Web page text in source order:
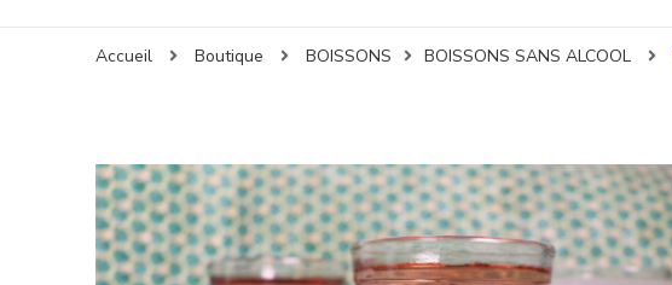
Accueil Boutique BOISSONS BOISSONS SANS ALCOOL